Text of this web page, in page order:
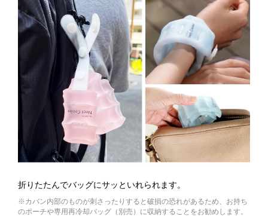
折りたたんでバッグにサッといれられます。
※カバン内部のものが刺さったりすると破損の恐れがあるため、お持ち
のポーチや専用再冷却バッグ（別売）に収納することをお勧めします。